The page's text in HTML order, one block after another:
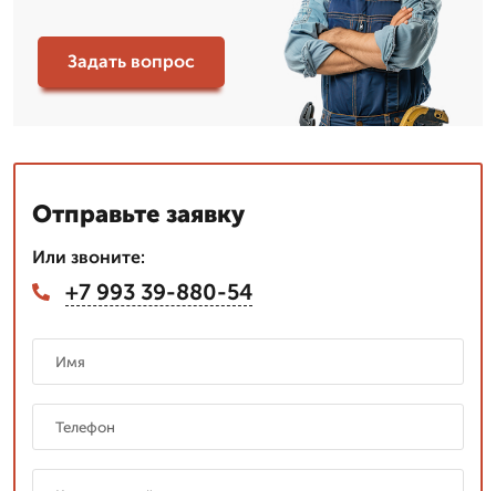
Задать вопрос
Отправьте заявку
Или звоните:
+7 993 39-880-54